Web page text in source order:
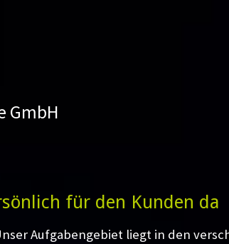
GmbH
für den Kunden da
Aufgabengebiet liegt in den